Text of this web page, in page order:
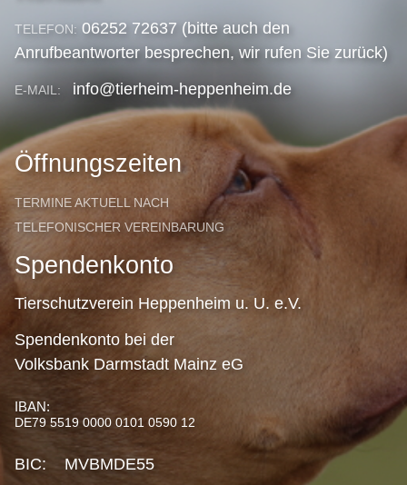
TELEFON: 06252 72637 (bitte auch den
Anrufbeantworter besprechen, wir rufen Sie zurück)
E-MAIL: info@tierheim-heppenheim.de
Öffnungszeiten
TERMINE AKTUELL NACH
TELEFONISCHER VEREINBARUNG
Spendenkonto
Tierschutzverein Heppenheim u. U. e.V.
Spendenkonto bei der
Volksbank Darmstadt Mainz eG
IBAN:
DE79 5519 0000 0101 0590 12
BIC: MVBMDE55